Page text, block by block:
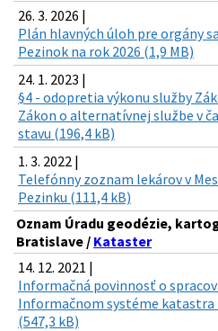
26. 3. 2026 |
Plán hlavných úloh pre orgány
Pezinok na rok 2026 (1,9 MB)
24. 1. 2023 |
§4 - odopretia výkonu služby
Zákon o alternatívnej službe v
stavu (196,4 kB)
1. 3. 2022 |
Telefónny zoznam lekárov v
Pezinku (111,4 kB)
Oznam Úradu geodézie,
Bratislave / Kataster
14. 12. 2021 |
Informačná povinnosť o
Informačnom systéme
(547,3 kB)